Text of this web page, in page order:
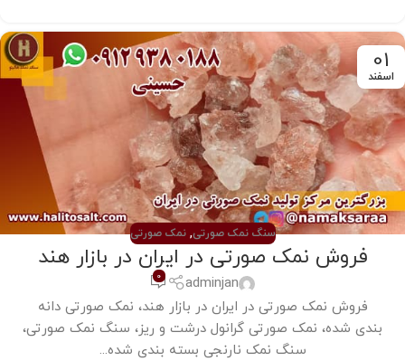
01
اسفند
سنگ نمک صورتی,نمک صورتی
فروش نمک صورتی در ایران در بازار هند
adminjan
0
فروش نمک صورتی در ایران در بازار هند، نمک صورتی دانه
بندی شده، نمک صورتی گرانول درشت و ریز، سنگ نمک صورتی،
سنگ نمک نارنجی بسته بندی شده...